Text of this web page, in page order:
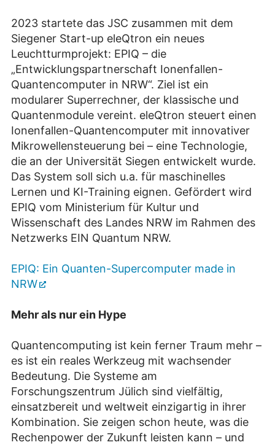
2023 startete das JSC zusammen mit dem
Siegener Start-up eleQtron ein neues
Leuchtturmprojekt: EPIQ – die
„Entwicklungspartnerschaft Ionenfallen-
Quantencomputer in NRW“. Ziel ist ein
modularer Superrechner, der klassische und
Quantenmodule vereint. eleQtron steuert einen
Ionenfallen-Quantencomputer mit innovativer
Mikrowellensteuerung bei – eine Technologie,
die an der Universität Siegen entwickelt wurde.
Das System soll sich u.a. für maschinelles
Lernen und KI-Training eignen. Gefördert wird
EPIQ vom Ministerium für Kultur und
Wissenschaft des Landes NRW im Rahmen des
Netzwerks EIN Quantum NRW.
EPIQ: Ein Quanten-Supercomputer made in
NRW
Mehr als nur ein Hype
Quantencomputing ist kein ferner Traum mehr –
es ist ein reales Werkzeug mit wachsender
Bedeutung. Die Systeme am
Forschungszentrum Jülich sind vielfältig,
einsatzbereit und weltweit einzigartig in ihrer
Kombination. Sie zeigen schon heute, was die
Rechenpower der Zukunft leisten kann – und